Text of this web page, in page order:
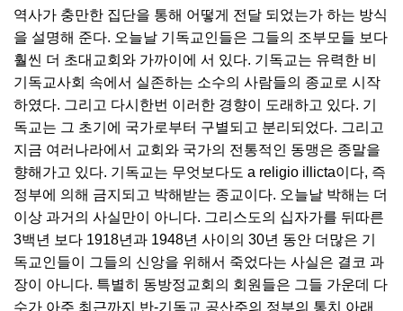
역사가 충만한 집단을 통해 어떻게 전달 되었는가 하는 방식
을 설명해 준다. 오늘날 기독교인들은 그들의 조부모들 보다
훨씬 더 초대교회와 가까이에 서 있다. 기독교는 유력한 비
기독교사회 속에서 실존하는 소수의 사람들의 종교로 시작
하였다. 그리고 다시한번 이러한 경향이 도래하고 있다. 기
독교는 그 초기에 국가로부터 구별되고 분리되었다. 그리고
지금 여러나라에서 교회와 국가의 전통적인 동맹은 종말을
향해가고 있다. 기독교는 무엇보다도 a religio illicta이다, 즉
정부에 의해 금지되고 박해받는 종교이다. 오늘날 박해는 더
이상 과거의 사실만이 아니다. 그리스도의 십자가를 뒤따른
3백년 보다 1918년과 1948년 사이의 30년 동안 더많은 기
독교인들이 그들의 신앙을 위해서 죽었다는 사실은 결코 과
장이 아니다. 특별히 동방정교회의 회원들은 그들 가운데 다
수가 아주 최근까지 반-기독교 공산주의 정부의 통치 아래